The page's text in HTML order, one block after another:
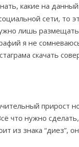
какие на
сети, то
лишь
я не
скачать
прирост
что нужно
из знака “диез”,